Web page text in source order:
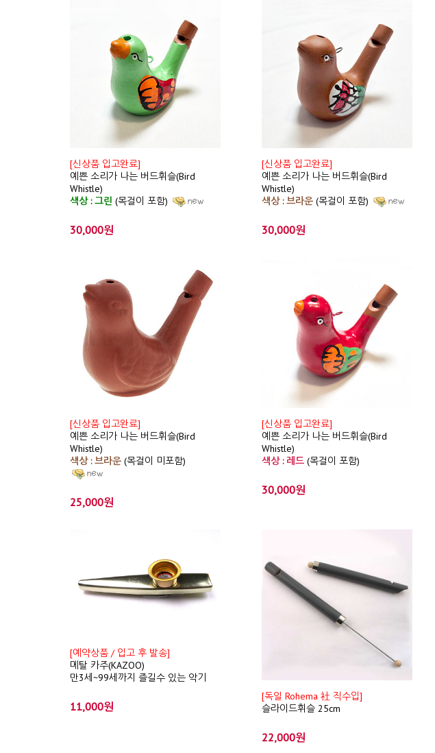
[신상품 입고완료]
예쁜 소리가 나는 버드휘슬(Bird
Whistle)
색상 : 그린 (목걸이 포함)
30,000원
[신상품 입고완료]
예쁜 소리가 나는 버드휘슬(Bird
Whistle)
색상 : 브라운 (목걸이 포함)
30,000원
[신상품 입고완료]
예쁜 소리가 나는 버드휘슬(Bird
Whistle)
색상 : 브라운 (목걸이 미포함)
25,000원
[신상품 입고완료]
예쁜 소리가 나는 버드휘슬(Bird
Whistle)
색상 : 레드 (목걸이 포함)
30,000원
[예약상품 / 입고 후 발송]
메탈 카주(KAZOO)
만3세~99세까지 즐길수 있는 악기
11,000원
[독일 Rohema 社 직수입]
슬라이드휘슬 25cm
22,000원